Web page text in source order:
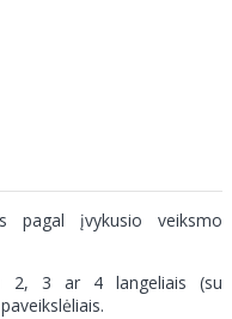
pagal įvykusio veiksmo
2, 3 ar 4 langeliais (su